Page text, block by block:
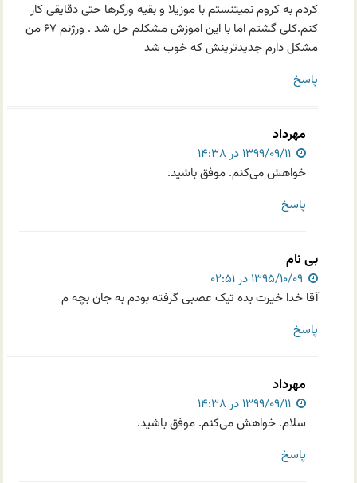
کردم به کروم نمیتنستم با موزیلا و بقیه ورگرها حتی دقایقی کار
کنم.کلی گشتم اما با این اموزش مشکلم حل شد . ورژنم ۶۷ من
مشکل دارم جدیدترینش که خوب شد
پاسخ
مهرداد
۱۳۹۹/۰۹/۱۱ در ۱۴:۳۸
خواهش می‌کنم. موفق باشید.
پاسخ
بی نام
آقا خدا خیرت بده تیک عصبی گرفته بودم به جان بچه م
پاسخ
مهرداد
۱۳۹۹/۰۹/۱۱ در ۱۴:۳۸
سلام. خواهش می‌کنم. موفق باشید.
پاسخ